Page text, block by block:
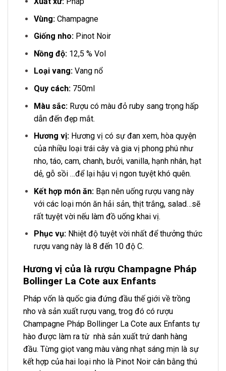
Vùng: Champagne
Giống nho: Pinot Noir
Nồng độ: 12,5 % Vol
Loại vang:Vang nổ
Quy cách: 750ml
Màu sắc:Rượu có màu đỏ ruby sang trọng hấp
dẫn đến đẹp mắt.
Hương vị: Hương vị có sự đan xem, hòa quyện
của nhiều loại trái cây và gia vị phong phú như
nho, táo, cam, chanh, bưởi, vanilla, hạnh nhân, hạt
dẻ, gỗ sồi …để lại hậu vị ngon tuyệt khó quên.
Kết hợp món ăn: Bạn nên uống rượu vang này
với các loại món ăn hải sản, thịt trắng, salad…sẽ
rất tuyệt vời nếu làm đồ uống khai vị.
Phục vụ: Nhiệt độ tuyệt vời nhất để thưởng thức
rượu vang này là 8 đến 10 độ C.
Hương vị của là rượu Champagne Pháp
Bollinger La Cote aux Enfants
Pháp vốn là quốc gia đứng đầu thế giới về trồng
nho và sản xuất rượu vang, trog đó có rượu
Champagne Pháp Bollinger La Cote aux Enfants tự
hào được làm ra từ nhà sản xuất trứ danh hàng
đầu. Từng giọt vang màu vàng nhạt sáng mịn là sự
kết hợp của hai loại nho là Pinot Noir cân bằng thú